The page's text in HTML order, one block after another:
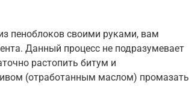
пеноблоков своими руками, вам
Данный процесс не подразумевает
растопить битум и
(отработанным маслом) промазать